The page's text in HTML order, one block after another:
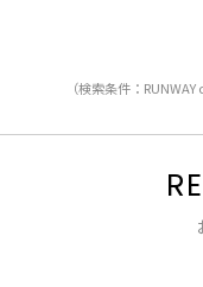
（検索条件：